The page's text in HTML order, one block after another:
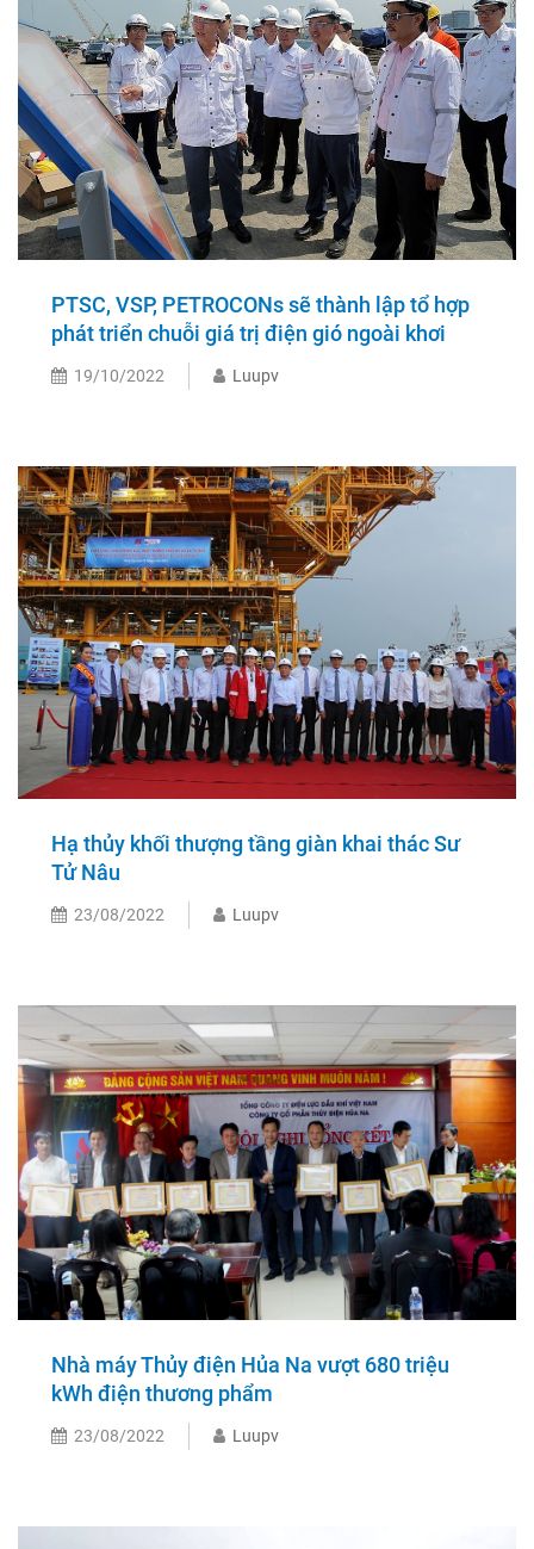
PTSC, VSP, PETROCONs sẽ thành lập tổ hợp
phát triển chuỗi giá trị điện gió ngoài khơi
19/10/2022 Luupv
Hạ thủy khối thượng tầng giàn khai thác Sư
Tử Nâu
23/08/2022 Luupv
Nhà máy Thủy điện Hủa Na vượt 680 triệu
kWh điện thương phẩm
23/08/2022 Luupv